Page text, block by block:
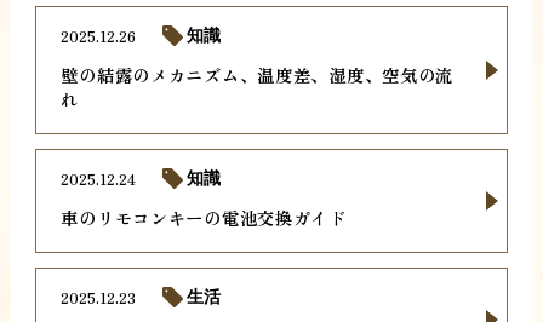
壁の結露のメカニズム、温度差、湿度、空気の流
れ
2025.12.26 知識
車のリモコンキーの電池交換ガイド
2025.12.24 知識
2025.12.23 生活